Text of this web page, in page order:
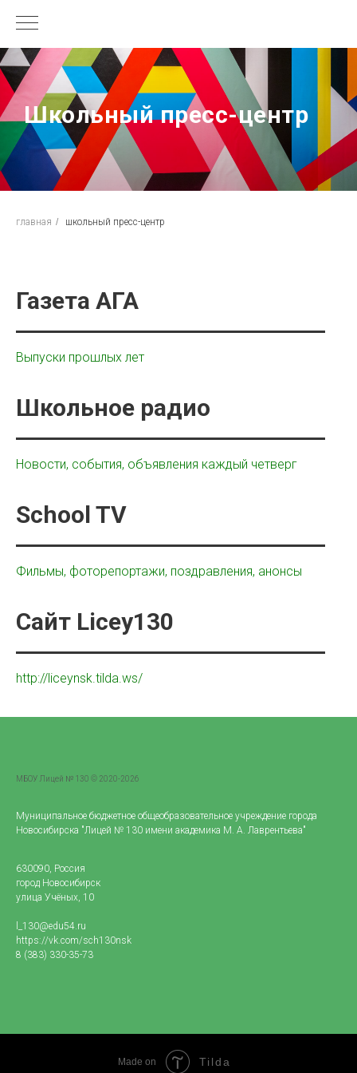
Школьный пресс-центр
главная / школьный пресс-центр
Газета АГА
Выпуски прошлых лет
Школьное радио
Новости, события, объявления каждый четверг
School TV
Фильмы, фоторепортажи, поздравления, анонсы
Сайт Licey130
http://liceynsk.tilda.ws/
МБОУ Лицей № 130 © 2020-2026
Муниципальное бюджетное общеобразовательное учреждение города
Новосибирска "Лицей № 130 имени академика М. А. Лаврентьева"
630090, Россия
город Новосибирск
улица Учёных, 10
l_130@edu54.ru
https://vk.com/sch130nsk
8 (383) 330-35-73
Made on Tilda